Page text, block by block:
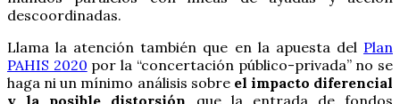
descoordinadas.
Llama la atención también que en la apuesta del Plan
PAHIS 2020 por la “concertación público-privada” no se
haga ni un mínimo análisis sobre el impacto diferencial
y la posible distorsión que la entrada de fondos